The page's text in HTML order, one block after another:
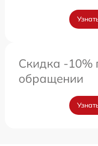
Скидка -10%
обращении